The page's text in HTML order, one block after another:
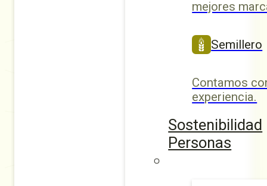
mejores
Semillero
Contamos
experiencia.
Sostenibilidad
Personas